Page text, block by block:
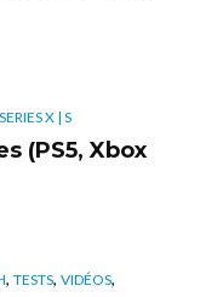
X | S
(PS5, Xbox
, TESTS, VIDÉOS,